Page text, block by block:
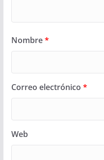
Nombre*
Correo electrónico *
Web